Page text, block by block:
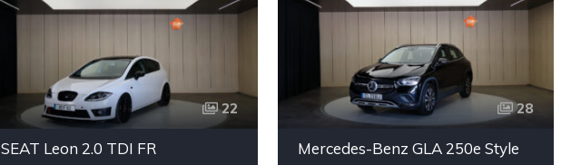
22
SEAT Leon 2.0 TDI FR
28
Mercedes-Benz GLA 250e Style